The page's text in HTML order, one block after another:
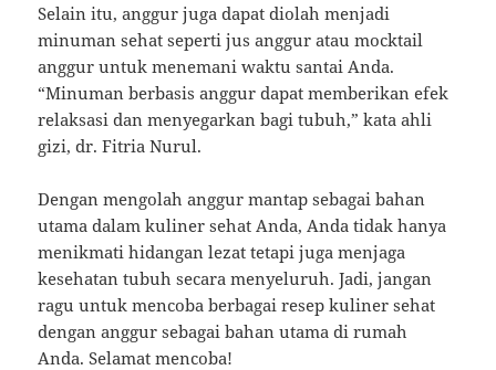
Selain itu, anggur juga dapat diolah menjadi
minuman sehat seperti jus anggur atau mocktail
anggur untuk menemani waktu santai Anda.
“Minuman berbasis anggur dapat memberikan efek
relaksasi dan menyegarkan bagi tubuh,” kata ahli
gizi, dr. Fitria Nurul.
Dengan mengolah anggur mantap sebagai bahan
utama dalam kuliner sehat Anda, Anda tidak hanya
menikmati hidangan lezat tetapi juga menjaga
kesehatan tubuh secara menyeluruh. Jadi, jangan
ragu untuk mencoba berbagai resep kuliner sehat
dengan anggur sebagai bahan utama di rumah
Anda. Selamat mencoba!